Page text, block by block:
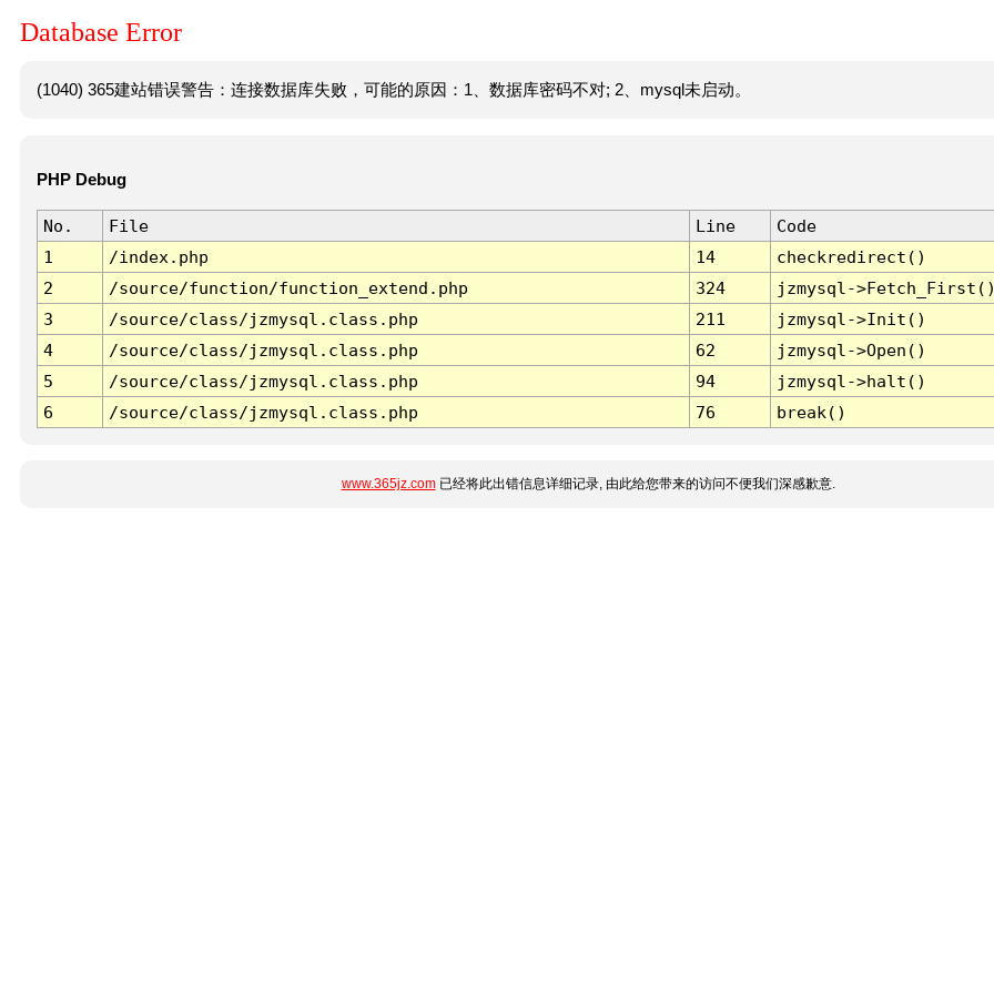
Database Error
(1040) 365建站错误警告：连接数据库失败，可能的原因：1、数据库密码不对; 2、mysql未启动。
PHP Debug
No. File Line
Code
1
/index.php 14
checkredirect()
2
/source/function/function_extend.php 324
jzmysql-
3
/source/class/jzmysql.class.php 211
jzmysql->Init()
4
/source/class/jzmysql.class.php 62
jzmysql->Open()
5
/source/class/jzmysql.class.php 94
jzmysql->halt()
6
/source/class/jzmysql.class.php 76 break()
www.365jz.com已经将此出错信息详细记录, 由此给您带来的访问不便我们深感歉意.